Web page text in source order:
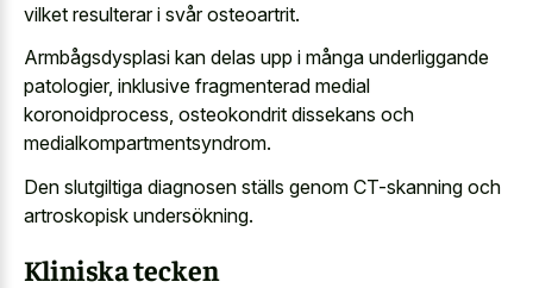
vilket resulterar i svår osteoartrit.
Armbågsdysplasi kan delas upp i många underliggande
patologier, inklusive fragmenterad medial
koronoidprocess, osteokondrit dissekans och
medialkompartmentsyndrom.
Den slutgiltiga diagnosen ställs genom CT-skanning och
artroskopisk undersökning.
Kliniska tecken